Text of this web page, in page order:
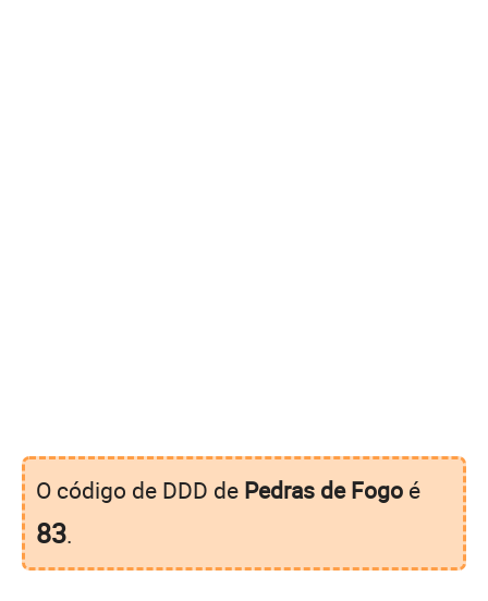
O código de DDD de Pedras de Fogo é
83.